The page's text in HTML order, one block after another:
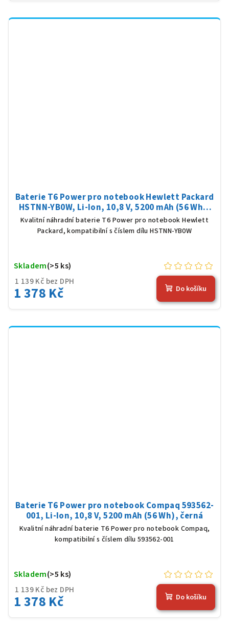
Baterie T6 Power pro notebook Hewlett Packard
HSTNN-YB0W, Li-Ion, 10,8 V, 5200 mAh (56 Wh),
černá
Kvalitní náhradní baterie T6 Power pro notebook Hewlett
Packard, kompatibilní s číslem dílu HSTNN-YB0W
1 139 Kč bez DPH
1 378 Kč
Skladem(>5 ks)
Do košíku
Baterie T6 Power pro notebook Compaq 593562-
001, Li-Ion, 10,8 V, 5200 mAh (56 Wh), černá
Kvalitní náhradní baterie T6 Power pro notebook Compaq,
kompatibilní s číslem dílu 593562-001
1 139 Kč bez DPH
1 378 Kč
Skladem(>5 ks)
Do košíku